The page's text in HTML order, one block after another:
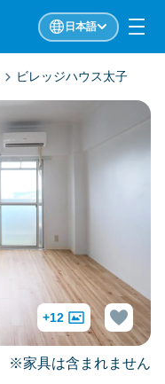
日本語
ビレッジハウス太子
+12
※家具は含まれません